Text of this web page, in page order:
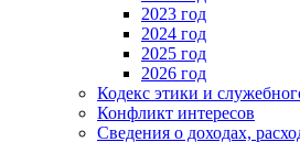
2023 год
2024 год
2025 год
2026 год
Кодекс этики и
Конфликт интересов
Сведения о доходах,